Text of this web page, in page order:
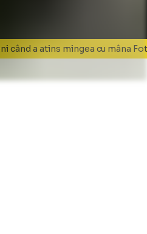
când a atins mingea cu mâna